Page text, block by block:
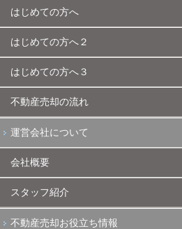
はじめての方へ
はじめての方へ２
はじめての方へ３
不動産売却の流れ
運営会社について
会社概要
スタッフ紹介
不動産売却お役立ち情報